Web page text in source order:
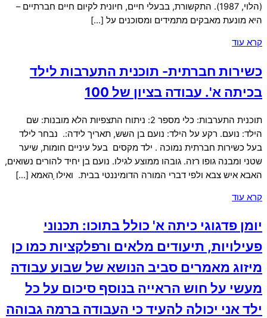
(הלוי, 1987). התקשורת, בבעלי חיים, חיונית לקיום חיים חברתיים –
היא מונעת מאבקים מתמידים ומסוכנים על […]
קרא עוד
כשירות חברתית- תוכנית התערבות לילד
בכיתה א'. עבודה בציון של 100
תוכנית התערבות: כלי מספר 2: ניתוח התצפיות הלא מובנות: שם
הילד: נועם. רקע על הילד: נועם בן השש, תאריך לידה:. נבחר לילד
בעל כשירות חברתית נמוכה . ילד מקסים בעל עיניים חומות, שיער
שטני ומבנה גופו רזה. גובהו ממוצע לגילו. נועם בן יחיד להורים נשואים,
האבא איש צבא ולפי דברי המורה הדומיננטי בבית. ואילו ָהאמא […]
קרא עוד
יומן פדגוגי כיתה א' כולל בתוכו: תכנוני
פעילויות, תיעודים מלאים ורפלקציות כמו כן
מיזוג מאמרים סביב הנושא של שבוע עבודה
מעשי על חוש הראייה בנוסף סיכום על כל
ילד אני יכולה להעיד כי העבודה ברמה גבוהה